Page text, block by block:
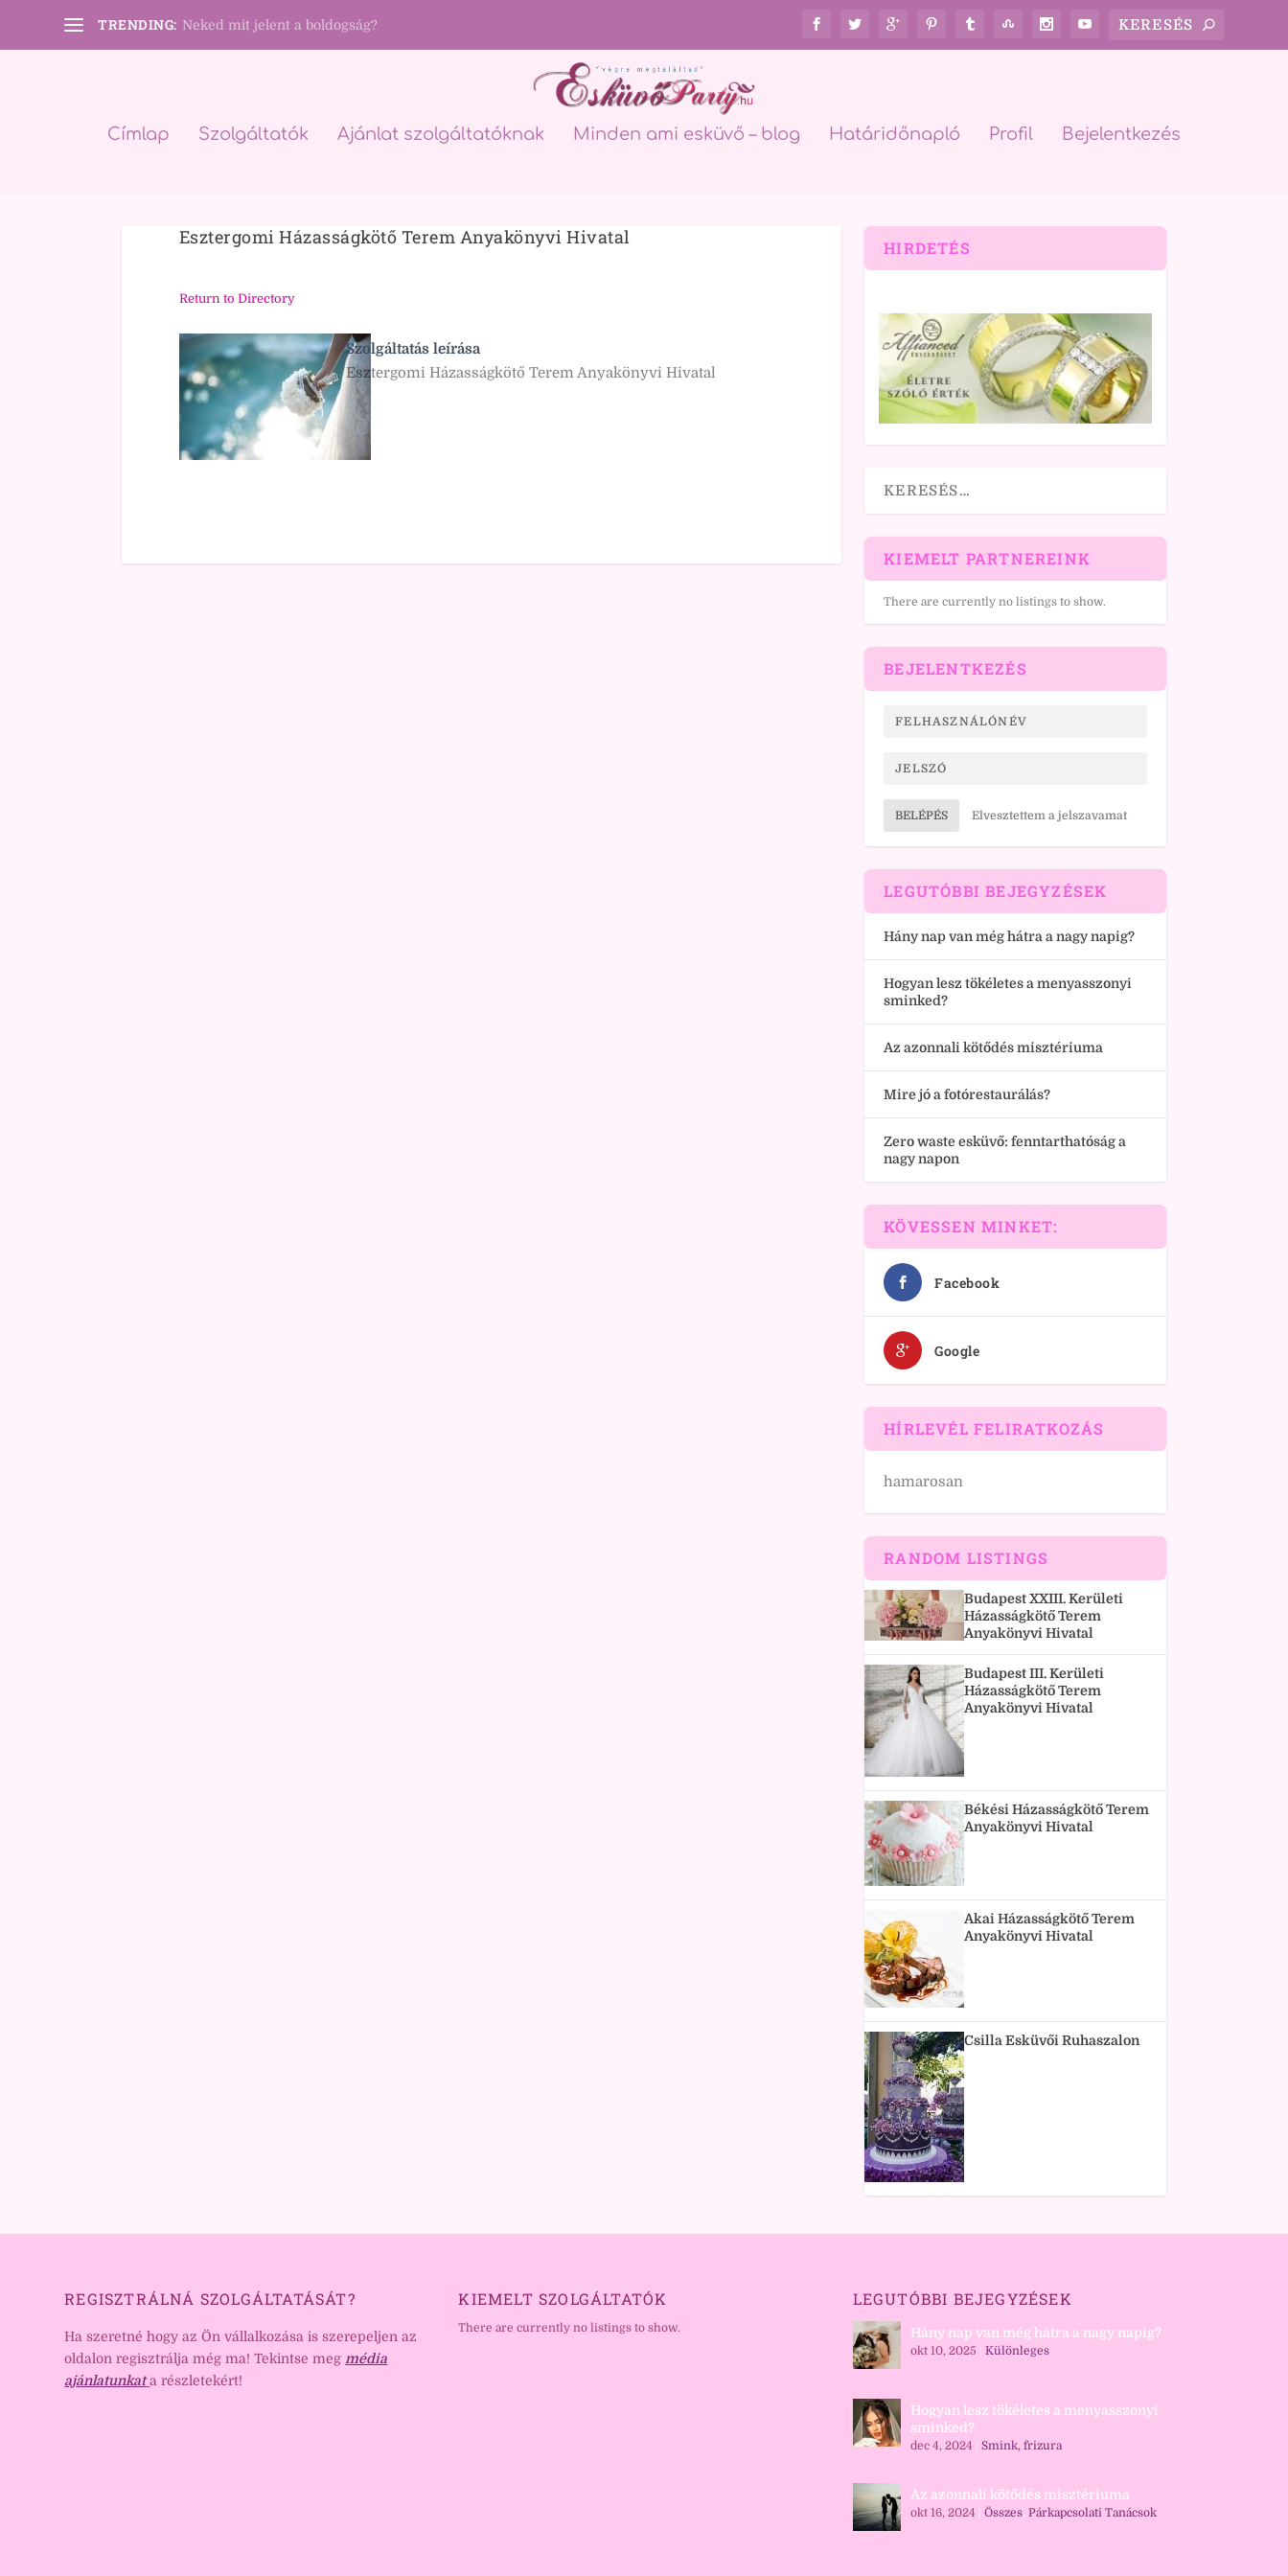
TRENDING: Neked mit jelent a boldogság?
Címlap Szolgáltatók Ajánlat szolgáltatóknak Minden ami esküvő – blog Határidőnapló Profil Bejelentkezés
Esztergomi Házasságkötő Terem Anyakönyvi Hivatal
Return to Directory
Szolgáltatás leírása
Esztergomi Házasságkötő Terem Anyakönyvi Hivatal
HIRDETÉS
KIEMELT PARTNEREINK
There are currently no listings to show.
BEJELENTKEZÉS
BELÉPÉS Elvesztettem a jelszavamat
LEGUTÓBBI BEJEGYZÉSEK
Hány nap van még hátra a nagy napig?
Hogyan lesz tökéletes a menyasszonyi
sminked?
Az azonnali kötődés misztériuma
Mire jó a fotórestaurálás?
Zero waste esküvő: fenntarthatóság a
nagy napon
KÖVESSEN MINKET:
Facebook
Google
HÍRLEVÉL FELIRATKOZÁS
hamarosan
RANDOM LISTINGS
Budapest XXIII. Kerületi
Házasságkötő Terem
Anyakönyvi Hivatal
Budapest III. Kerületi
Házasságkötő Terem
Anyakönyvi Hivatal
Békési Házasságkötő Terem
Anyakönyvi Hivatal
Akai Házasságkötő Terem
Anyakönyvi Hivatal
Csilla Esküvői Ruhaszalon
REGISZTRÁLNÁ SZOLGÁLTATÁSÁT?
Ha szeretné hogy az Ön vállalkozása is szerepeljen az
oldalon regisztrálja még ma! Tekintse megmédia
ajánlatunkat a részletekért!
KIEMELT SZOLGÁLTATÓK
There are currently no listings to show.
LEGUTÓBBI BEJEGYZÉSEK
Hány nap van még hátra a nagy napig?
okt 10, 2025 Különleges
Hogyan lesz tökéletes a menyasszonyi
sminked?
dec 4, 2024 Smink, frizura
Az azonnali kötődés misztériuma
okt 16, 2024 Összes, Párkapcsolati Tanácsok